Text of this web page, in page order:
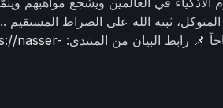
المتوكل، ثبته الله على الصراط المستقيم ..
📌 رابط البيان من المنتدى: nasser-